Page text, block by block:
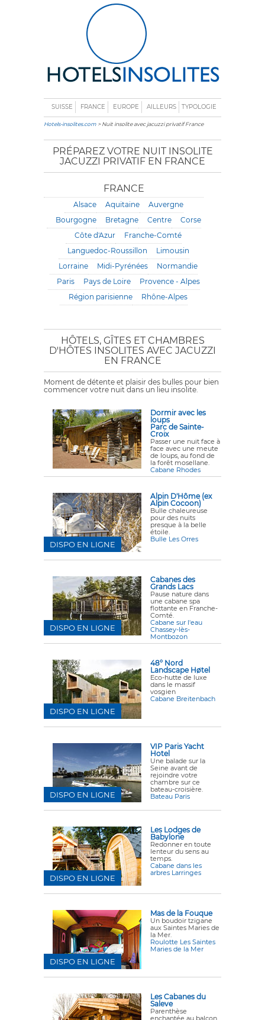
SUISSE FRANCE EUROPE AILLEURS TYPOLOGIE
Hotels-insolites.com > Nuit insolite avec jacuzzi privatif France
PRÉPAREZ VOTRE NUIT INSOLITE
JACUZZI PRIVATIF EN FRANCE
FRANCE
Alsace Aquitaine
Auvergne
Bourgogne
Bretagne Centre
Corse
Côte d'Azur
Franche-Comté
Languedoc-Roussillon
Limousin
Lorraine
Midi-Pyrénées
Normandie
Paris
Pays de Loire
Provence - Alpes
Région parisienne
Rhône-Alpes
HÔTELS, GÎTES ET CHAMBRES
D'HÔTES INSOLITES AVEC JACUZZI
EN FRANCE
Moment de détente et plaisir des bulles pour bien
commencer votre nuit dans un lieu insolite.
Dormir avec les
loups
Parc de Sainte-
Croix
Passer une nuit face à
face avec une meute
de loups, au fond de
la forêt mosellane.
Cabane Rhodes
Alpin D'Hôme (ex
Alpin Cocoon)
Bulle chaleureuse
pour des nuits
presque à la belle
étoile.
Bulle Les Orres
DISPO EN LIGNE
Cabanes des
Grands Lacs
Pause nature dans
une cabane spa
flottante en Franche-
Comté.
Cabane sur l'eau
Chassey-lès-
Montbozon
DISPO EN LIGNE
48° Nord
Landscape Høtel
Eco-hutte de luxe
dans le massif
vosgien
Cabane Breitenbach
DISPO EN LIGNE
VIP Paris Yacht
Hotel
Une balade sur la
Seine avant de
rejoindre votre
chambre sur ce
bateau-croisière.
Bateau Paris
DISPO EN LIGNE
Les Lodges de
Babylone
Redonner en toute
lenteur du sens au
temps.
Cabane dans les
arbres Larringes
DISPO EN LIGNE
Mas de la Fouque
Un boudoir tzigane
aux Saintes Maries de
la Mer.
Roulotte Les Saintes
Maries de la Mer
DISPO EN LIGNE
Les Cabanes du
Saleve
Parenthèse
enchantée au balcon